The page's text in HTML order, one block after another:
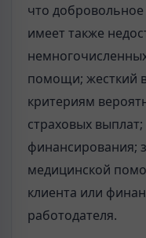
что
имеет также
помощи; жесткий
критериям
страховых
финансирования;
медицинской
клиента или
работодателя.